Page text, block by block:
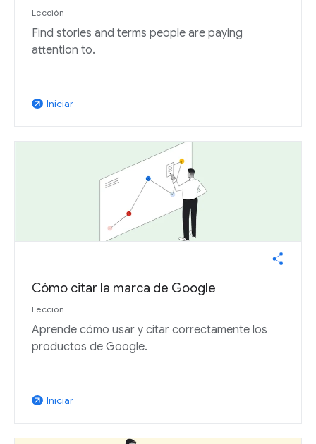
Lección
Find stories and terms people are paying
attention to.
arrow_outward Iniciar
Cómo citar la marca de Google
Lección
Aprende cómo usar y citar correctamente los
productos de Google.
arrow_outward Iniciar